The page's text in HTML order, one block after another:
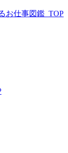
お仕事図鑑_TOP